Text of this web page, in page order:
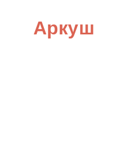
Аркуш